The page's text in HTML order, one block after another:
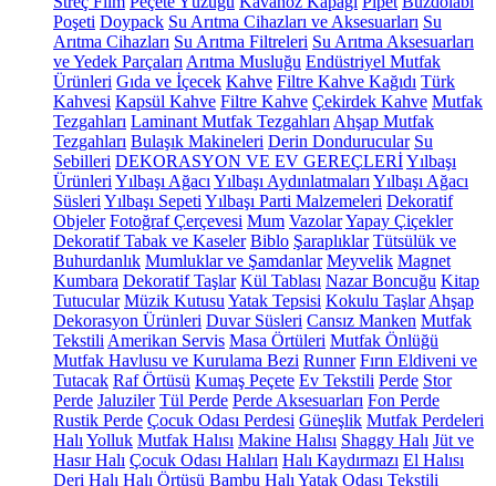
Poşeti Doypack Su Arıtma Cihazları ve Aksesuarları Su
Arıtma Cihazları Su Arıtma Filtreleri Su Arıtma Aksesuarları
ve Yedek Parçaları Arıtma Musluğu Endüstriyel Mutfak
Ürünleri Gıda ve İçecek Kahve Filtre Kahve Kağıdı Türk
Kahvesi Kapsül Kahve Filtre Kahve Çekirdek Kahve Mutfak
Tezgahları Laminant Mutfak Tezgahları Ahşap Mutfak
Tezgahları Bulaşık Makineleri Derin Dondurucular Su
Sebilleri DEKORASYON VE EV GEREÇLERİYılbaşı
Ürünleri Yılbaşı Ağacı Yılbaşı Aydınlatmaları Yılbaşı Ağacı
Süsleri Yılbaşı Sepeti Yılbaşı Parti Malzemeleri Dekoratif
Objeler Fotoğraf Çerçevesi Mum VazolarYapay Çiçekler
Dekoratif Tabak ve Kaseler Biblo Şaraplıklar Tütsülük ve
Buhurdanlık Mumluklar ve Şamdanlar Meyvelik Magnet
Kumbara Dekoratif Taşlar Kül Tablası Nazar Boncuğu Kitap
Tutucular Müzik Kutusu Yatak Tepsisi Kokulu Taşlar Ahşap
Dekorasyon Ürünleri Duvar Süsleri Cansız Manken Mutfak
Tekstili Amerikan Servis Masa Örtüleri Mutfak Önlüğü
Mutfak Havlusu ve Kurulama Bezi Runner Fırın Eldiveni ve
Tutacak Raf Örtüsü Kumaş Peçete Ev Tekstili Perde Stor
Perde Jaluziler Tül Perde Perde Aksesuarları Fon Perde
Rustik Perde Çocuk Odası Perdesi Güneşlik Mutfak Perdeleri
Halı Yolluk Mutfak Halısı Makine Halısı Shaggy Halı Jüt ve
Hasır Halı Çocuk Odası Halıları Halı Kaydırmazı El Halısı
Deri Halı Halı Örtüsü Bambu Halı Yatak Odası Tekstili